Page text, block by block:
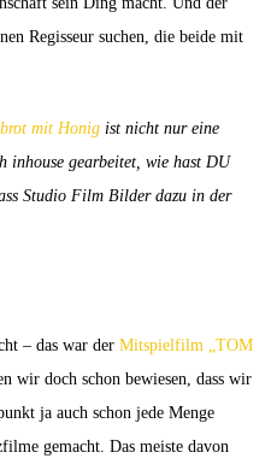
Regisseur suchen, die beide mit
mit Honig ist nicht nur eine
inhouse gearbeitet, wie hast DU
Studio Film Bilder dazu in der
– das war der Mitspielfilm „TOM
wir doch schon bewiesen, dass wir
ja auch schon jede Menge
gemacht. Das meiste davon